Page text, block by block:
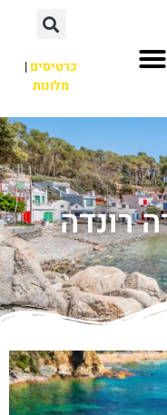
כרטיסים|
מלונות
רונדה